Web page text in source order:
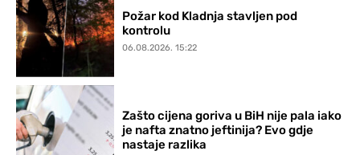
Požar kod Kladnja stavljen pod
kontrolu
06.08.2026. 15:22
Zašto cijena goriva u BiH nije pala iako
je nafta znatno jeftinija? Evo gdje
nastaje razlika